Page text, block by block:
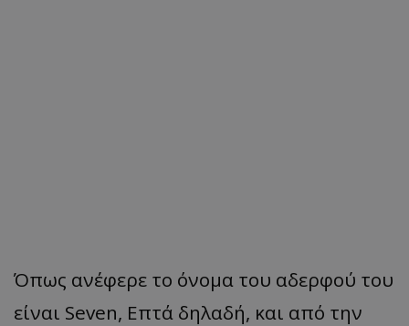
Όπως ανέφερε το όνομα του αδερφού του
είναι Seven, Επτά δηλαδή, και από την